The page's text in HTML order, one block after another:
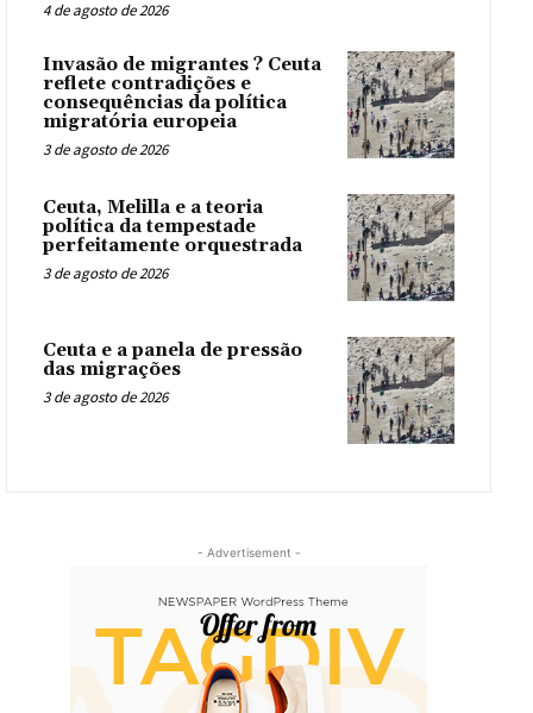
4 de agosto de 2026
Invasão de migrantes ? Ceuta
reflete contradições e
consequências da política
migratória europeia
3 de agosto de 2026
Ceuta, Melilla e a teoria
política da tempestade
perfeitamente orquestrada
3 de agosto de 2026
Ceuta e a panela de pressão
das migrações
3 de agosto de 2026
- Advertisement -